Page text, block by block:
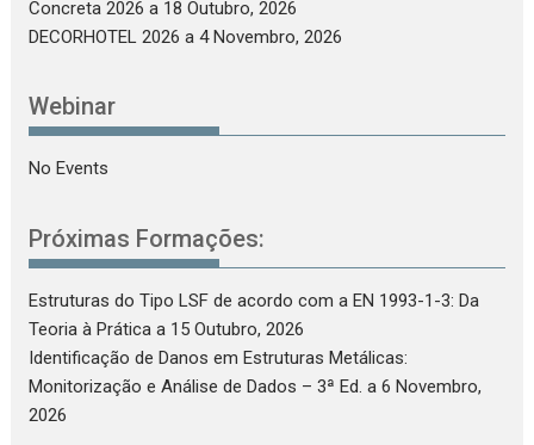
Concreta 2026 a 18 Outubro, 2026
DECORHOTEL 2026 a 4 Novembro, 2026
Webinar
No Events
Próximas Formações:
Estruturas do Tipo LSF de acordo com a EN 1993-1-3: Da
Teoria à Prática a 15 Outubro, 2026
Identificação de Danos em Estruturas Metálicas:
Monitorização e Análise de Dados – 3ª Ed. a 6 Novembro,
2026